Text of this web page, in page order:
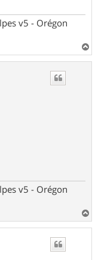
v5 - Orégon
a
v5 - Orégon
a